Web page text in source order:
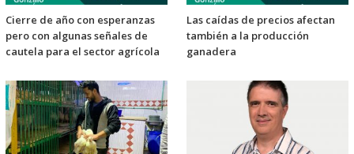
Cierre de año con esperanzas
pero con algunas señales de
cautela para el sector agrícola
Las caídas de precios afectan
también a la producción
ganadera